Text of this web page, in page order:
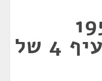
1959
(בהתאם לסעיף 4 של